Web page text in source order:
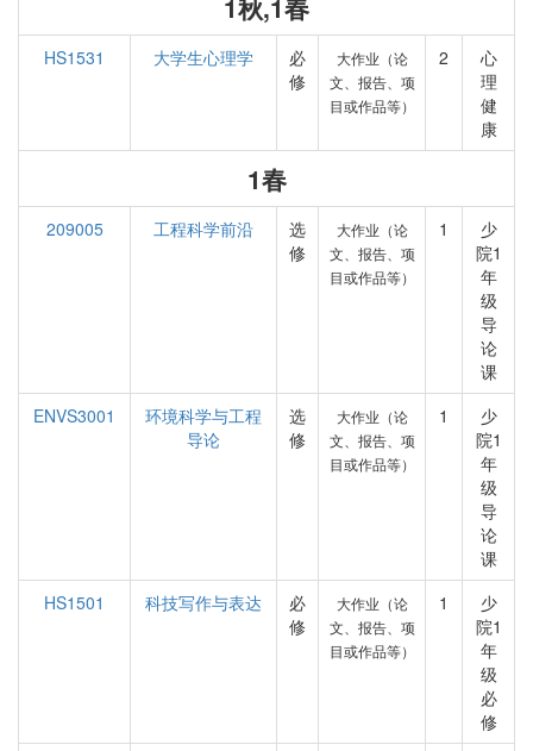
1秋,1春
HS1531 大学生心理学
必
修
大作业（论
文、报告、项
目或作品等）
2
心
理
健
康
1春
209005 工程科学前沿
选
修
大作业（论
文、报告、项
目或作品等）
1
少
院1
年
级
导
论
课
ENVS3001
环境科学与工程
导论
选
修
大作业（论
文、报告、项
目或作品等）
1
少
院1
年
级
导
论
课
HS1501
科技写作与表达
必
修
大作业（论
文、报告、项
目或作品等）
1
少
院1
年
级
必
修